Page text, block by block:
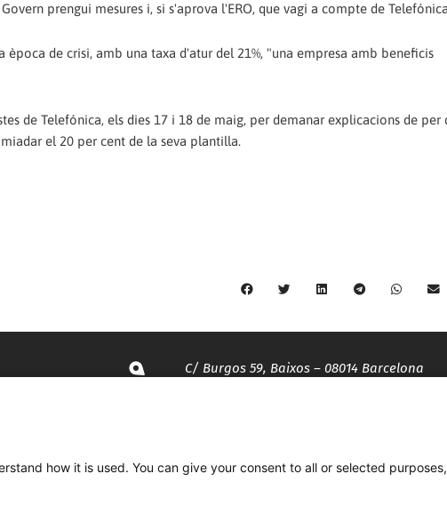
prengui mesures i, si s'aprova l'ERO, que vagi a compte de
de crisi, amb una taxa d'atur del 21%, "una empresa amb beneficis
de Telefónica, els dies 17 i 18 de maig, per demanar explicacions de per
el 20 per cent de la seva plantilla.
C/ Burgos 59, Baixos – 08014 Barcelona
935 120 481
how it is used. You can give your consent to all or selected